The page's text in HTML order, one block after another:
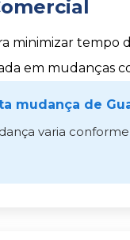
minimizar tempo
em mudanças
mudança de
varia